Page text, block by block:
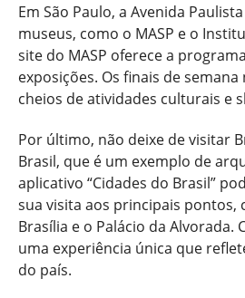
Em São Paulo, a Avenida
museus, como o MASP e o
site do MASP oferece a
exposições. Os finais de semana
cheios de atividades culturais e
Por último, não deixe de visitar
Brasil, que é um exemplo de
aplicativo “Cidades do Brasil”
sua visita aos principais pontos,
Brasília e o Palácio da Alvorada.
uma experiência única que
do país.